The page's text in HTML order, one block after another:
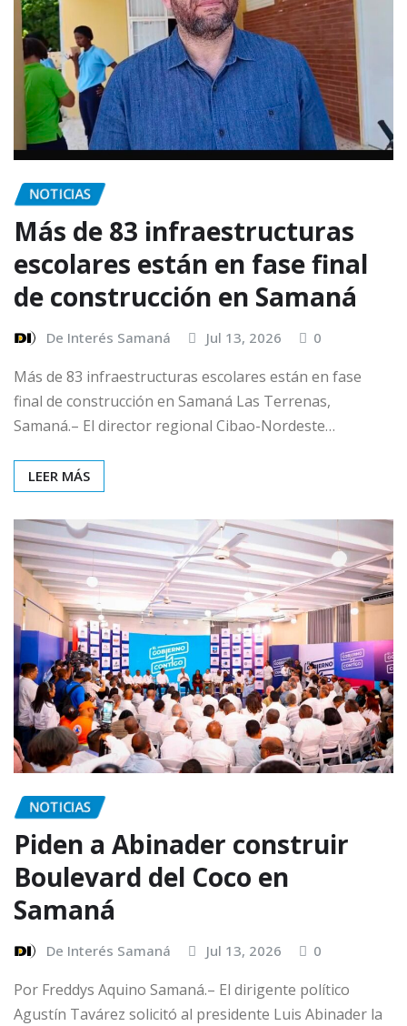
NOTICIAS
Más de 83 infraestructuras
escolares están en fase final
de construcción en Samaná
De Interés Samaná Jul 13, 2026 0
Más de 83 infraestructuras escolares están en fase
final de construcción en Samaná Las Terrenas,
Samaná.– El director regional Cibao-Nordeste…
LEER MÁS
NOTICIAS
Piden a Abinader construir
Boulevard del Coco en
Samaná
De Interés Samaná Jul 13, 2026 0
Por Freddys Aquino Samaná.– El dirigente político
Agustín Tavárez solicitó al presidente Luis Abinader la